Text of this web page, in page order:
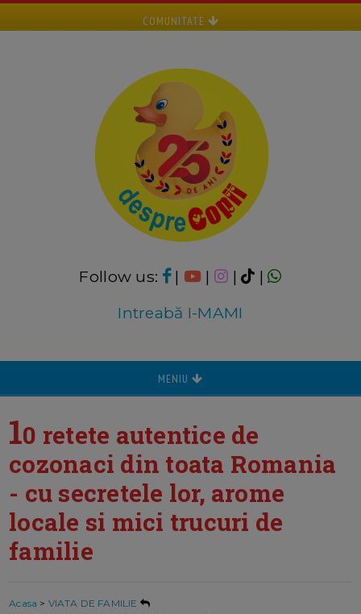
COMUNITATE
Follow us: | | |
|
Intreabă I-MAMI
MENIU
10 retete autentice de
cozonaci din toata Romania
- cu secretele lor, arome
locale si mici trucuri de
familie
Acasa > VIATA DE FAMILIE